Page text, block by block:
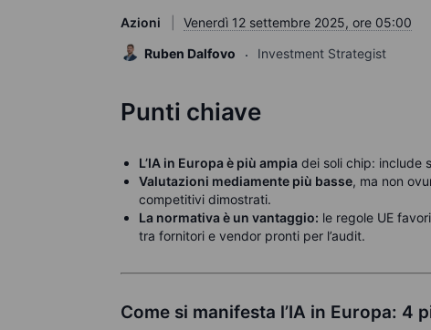
Azioni
Venerdì 12 settembre 2025, ore 05:00
Ruben Dalfovo
Investment Strategist
Punti chiave
L’IA in Europa è più ampia dei soli chip: include
Valutazioni mediamente più basse, ma non
competitivi dimostrati.
La normativa è un vantaggio: le regole UE
tra fornitori e vendor pronti per l’audit.
Come si manifesta l’IA in Europa: 4